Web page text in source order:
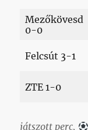
Mezőkövesd
0-0
Felcsút 3-1
ZTE 1-0
játszott perc,